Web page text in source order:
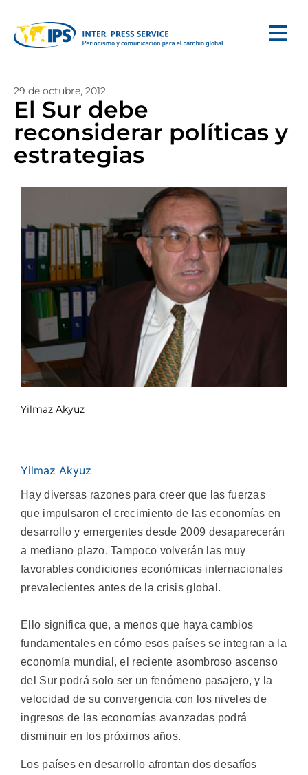
29 de octubre, 2012
El Sur debe
reconsiderar políticas y
estrategias
Yilmaz Akyuz
Yilmaz Akyuz
Hay diversas razones para creer que las fuerzas
que impulsaron el crecimiento de las economías en
desarrollo y emergentes desde 2009 desaparecerán
a mediano plazo. Tampoco volverán las muy
favorables condiciones económicas internacionales
prevalecientes antes de la crisis global.
Ello significa que, a menos que haya cambios
fundamentales en cómo esos países se integran a la
economía mundial, el reciente asombroso ascenso
del Sur podrá solo ser un fenómeno pasajero, y la
velocidad de su convergencia con los niveles de
ingresos de las economías avanzadas podrá
disminuir en los próximos años.
Los países en desarrollo afrontan dos desafíos